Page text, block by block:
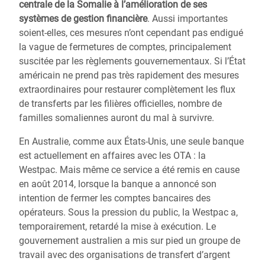
centrale de la Somalie à l’amélioration de ses
systèmes de gestion financière. Aussi importantes
soient-elles, ces mesures n’ont cependant pas endigué
la vague de fermetures de comptes, principalement
suscitée par les règlements gouvernementaux. Si l’État
américain ne prend pas très rapidement des mesures
extraordinaires pour restaurer complètement les flux
de transferts par les filières officielles, nombre de
familles somaliennes auront du mal à survivre.
En Australie, comme aux États-Unis, une seule banque
est actuellement en affaires avec les OTA : la
Westpac. Mais même ce service a été remis en cause
en août 2014, lorsque la banque a annoncé son
intention de fermer les comptes bancaires des
opérateurs. Sous la pression du public, la Westpac a,
temporairement, retardé la mise à exécution. Le
gouvernement australien a mis sur pied un groupe de
travail avec des organisations de transfert d’argent